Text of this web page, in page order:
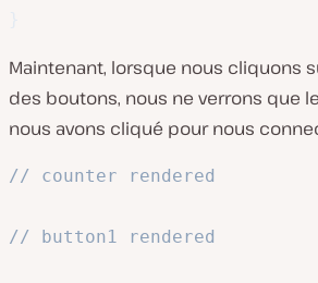
Maintenant, lorsque nous cliquons
des boutons, nous ne verrons que
nous avons cliqué pour nous
// counter rendered
// button1 rendered